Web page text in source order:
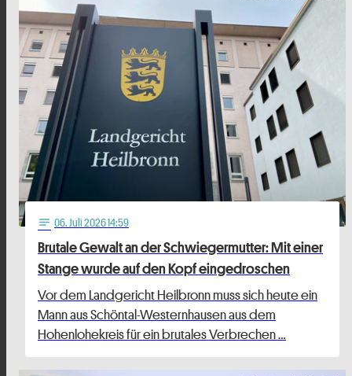
notes 06. Juli 2026 14:59
Brutale Gewalt an der Schwiegermutter: Mit einer
Stange wurde auf den Kopf eingedroschen
Vor dem Landgericht Heilbronn muss sich heute ein
Mann aus Schöntal-Westernhausen aus dem
Hohenlohekreis für ein brutales Verbrechen …